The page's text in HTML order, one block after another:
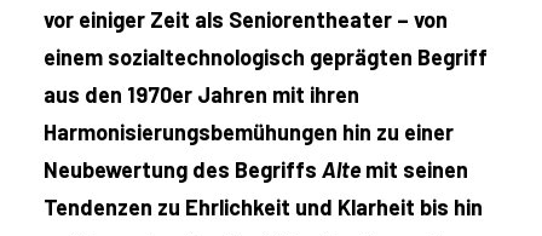
vor einiger Zeit als Seniorentheater – von
einem sozialtechnologisch geprägten Begriff
aus den 1970er Jahren mit ihren
Harmonisierungsbemühungen hin zu einer
Neubewertung des Begriffs Altemit seinen
Tendenzen zu Ehrlichkeit und Klarheit bis hin